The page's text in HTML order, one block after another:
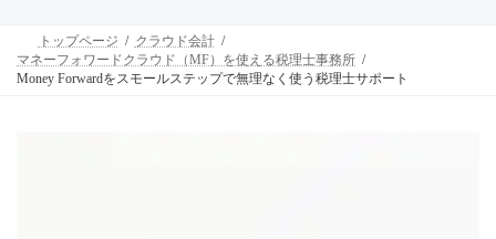
トップページ
クラウド会計
マネーフォワードクラウド（MF）を使える税理士事務所
Money Forwardをスモールステップで無理なく使う税理士サポート